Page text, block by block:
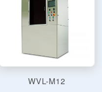
WVL-M12